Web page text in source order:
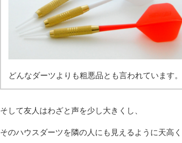
どんなダーツよりも粗悪品とも言われています。
そして友人はわざと声を少し大きくし、
そのハウスダーツを隣の人にも見えるように天高く